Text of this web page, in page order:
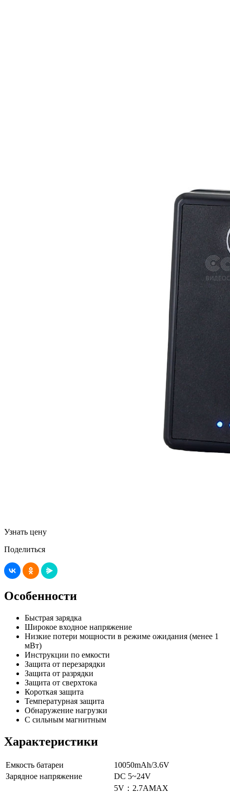
Узнать цену
Поделиться
Особенности
Быстрая зарядка
Широкое входное напряжение
Низкие потери мощности в режиме ожидания (менее 1
мВт)
Инструкции по емкости
Защита от перезарядки
Защита от разрядки
Защита от сверхтока
Короткая защита
Температурная защита
Обнаружение нагрузки
С сильным магнитным
Характеристики
Емкость батареи
10050mAh/3.6V
Зарядное напряжение
DC 5~24V
5V：2.7AMAX